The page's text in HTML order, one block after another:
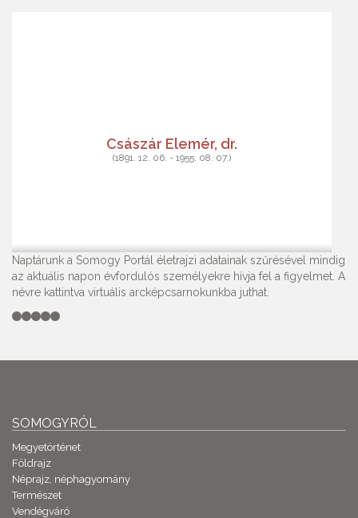
Császár Elemér, dr.
(1891. 12. 06. - 1955. 08. 07.)
Naptárunk a Somogy Portál életrajzi adatainak szűrésével mindig
az aktuális napon évfordulós személyekre hívja fel a figyelmet. A
névre kattintva virtuális arcképcsarnokunkba juthat.
SOMOGYRÓL
Megyetörténet
Földrajz
Néprajz, néphagyomány
Természet
Vendégváró